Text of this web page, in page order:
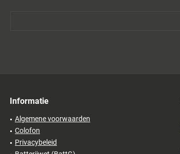
Informatie
Algemene voorwaarden
Colofon
Privacybeleid